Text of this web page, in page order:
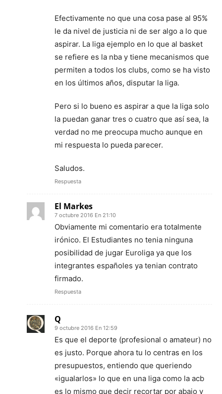
Efectivamente no que una cosa pase al 95%
le da nivel de justicia ni de ser algo a lo que
aspirar. La liga ejemplo en lo que al basket
se refiere es la nba y tiene mecanismos que
permiten a todos los clubs, como se ha visto
en los últimos años, disputar la liga.
Pero si lo bueno es aspirar a que la liga solo
la puedan ganar tres o cuatro que así sea, la
verdad no me preocupa mucho aunque en
mi respuesta lo pueda parecer.
Saludos.
Respuesta
El Markes
7 octubre 2016 En 21:10
Obviamente mi comentario era totalmente
irónico. El Estudiantes no tenia ninguna
posibilidad de jugar Euroliga ya que los
integrantes españoles ya tenian contrato
firmado.
Respuesta
Q
9 octubre 2016 En 12:59
Es que el deporte (profesional o amateur) no
es justo. Porque ahora tu lo centras en los
presupuestos, entiendo que queriendo
«igualarlos» lo que en una liga como la acb
es lo mismo que decir recortar por abajo y